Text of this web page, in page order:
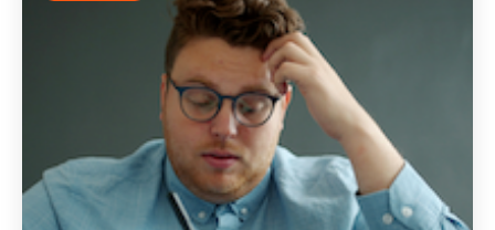
Wie lässt sich psychische Belastung am
Arbeitsplatz reduzieren?
Psychische Belastung entsteht, wo betriebliche
Anforderungen und Ressourcen dauerhaft nicht
zusammenpassen. Gesundes Arbeiten braucht einen
systemischen Ansatz mit individueller Begleitung am
Arbeitsplatz.
5.7.2026